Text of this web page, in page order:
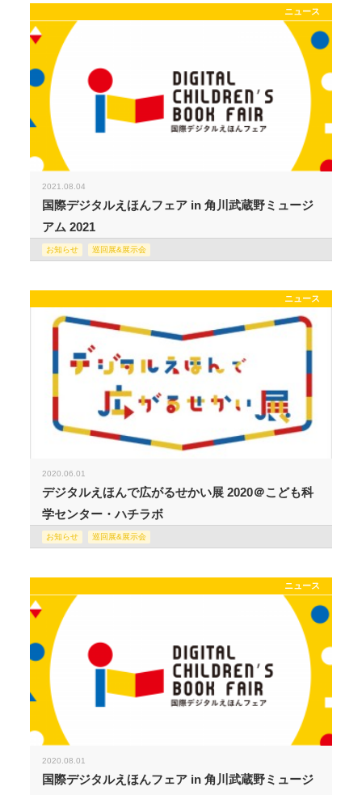
ニュース
2021.08.04
国際デジタルえほんフェア in 角川武蔵野ミュージ
アム 2021
お知らせ 巡回展&展示会
ニュース
2020.06.01
デジタルえほんで広がるせかい展 2020＠こども科
学センター・ハチラボ
お知らせ 巡回展&展示会
ニュース
2020.08.01
国際デジタルえほんフェア in 角川武蔵野ミュージ